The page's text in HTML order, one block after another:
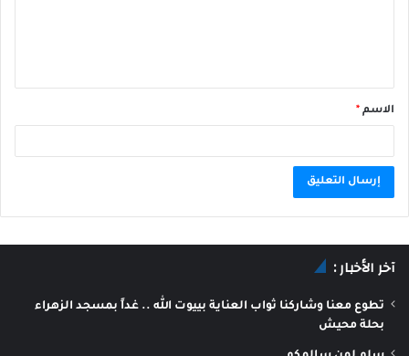
الاسم *
t
n
آخر الأخبار :
تطوع معنا وشاركنا ثواب العناية بييوت الله .. غداً بمسجد الزهراء
بحلة محيش